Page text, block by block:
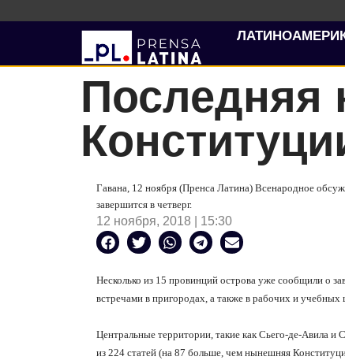
Последняя
Гавана, 12 ноября (Пренса Латина) Всенародное
завершится в четверг.
12 ноября, 2018 | 15:30
Несколько из 15 провинций острова уже сообщили о
встречами в пригородах, а также в рабочих и учебных
Центральные территории, такие как Сьего-де-Авила и
из 224 статей (на 87 больше, чем нынешняя